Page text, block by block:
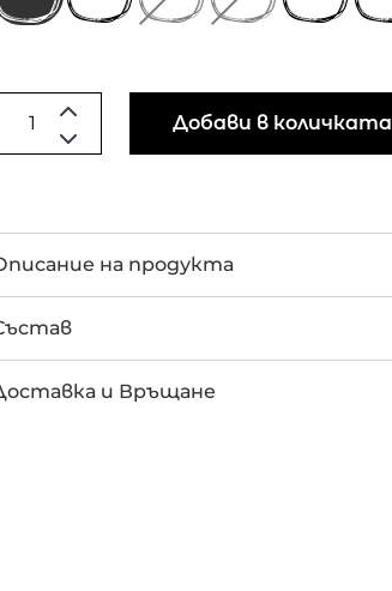
Добави в количката
на продукта
и Връщане